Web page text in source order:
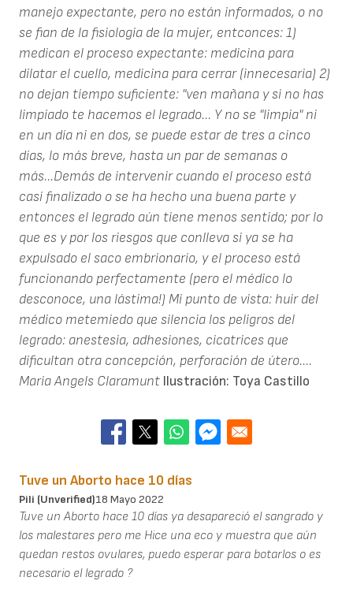
manejo expectante, pero no están informados, o no
se fian de la fisiologia de la mujer, entconces: 1)
medican el proceso expectante: medicina para
dilatar el cuello, medicina para cerrar (innecesaria) 2)
no dejan tiempo suficiente: "ven mañana y si no has
limpiado te hacemos el legrado... Y no se "limpia" ni
en un día ni en dos, se puede estar de tres a cinco
días, lo más breve, hasta un par de semanas o
más...Demás de intervenir cuando el proceso está
casi finalizado o se ha hecho una buena parte y
entonces el legrado aún tiene menos sentido; por lo
que es y por los riesgos que conlleva si ya se ha
expulsado el saco embrionario, y el proceso está
funcionando perfectamente (pero el médico lo
desconoce, una lástima!) Mi punto de vista: huir del
médico metemiedo que silencia los peligros del
legrado: anestesia, adhesiones, cicatrices que
dificultan otra concepción, perforación de útero....
Maria Angels Claramunt Ilustración: Toya Castillo
Tuve un Aborto hace 10 días
Pili (unverified)18 Mayo 2022
Tuve un Aborto hace 10 días ya desapareció el sangrado y
los malestares pero me Hice una eco y muestra que aún
quedan restos ovulares, puedo esperar para botarlos o es
necesario el legrado ?